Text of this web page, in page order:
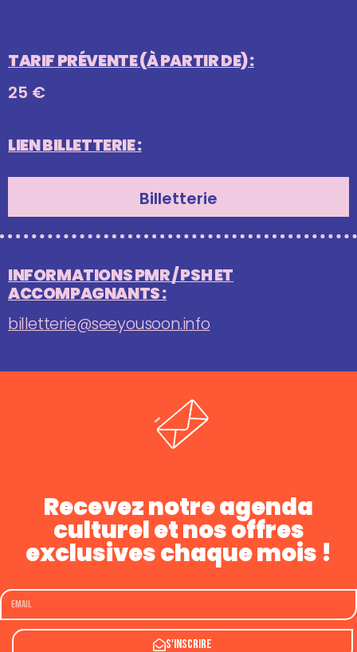
TARIF PRÉVENTE (À PARTIR DE) :
25 €
LIEN BILLETTERIE :
Billetterie
INFORMATIONS PMR / PSH ET
ACCOMPAGNANTS :
billetterie@seeyousoon.info
Recevez notre agenda
culturel et nos offres
exclusives chaque mois !
S'inscrire